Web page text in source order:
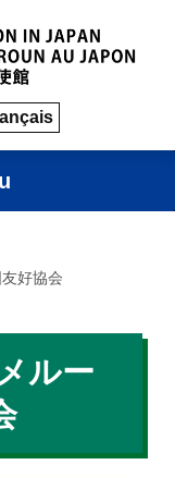
好協会
ルー